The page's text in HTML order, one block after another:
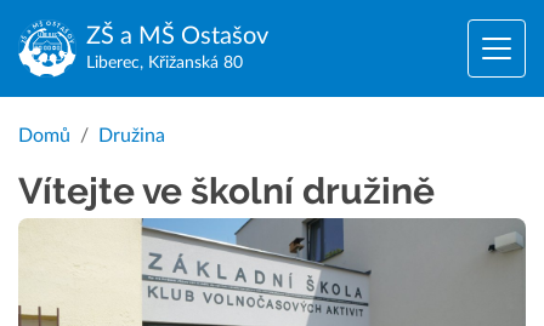
ZŠ a MŠ Ostašov
Liberec, Křižanská 80
Domů Družina
Vítejte ve školní družině